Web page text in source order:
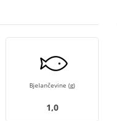
Bjelančevine (g)
1,0